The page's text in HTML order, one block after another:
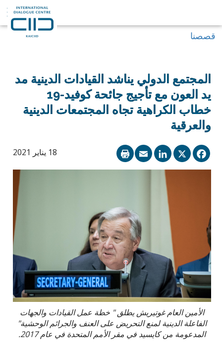
قصصنا
المجتمع الدولي يناشد القيادات الدينية مد
يد العون مع تأجيج جائحة كوفيد-19
خطاب الكراهية تجاه المجتمعات الدينية
والعرقية
18 يناير 2021 Facebook
X
LinkedIn
Email
الأمين العام غوتيريش يطلق " خطة عمل القيادات والجهات
الفاعلة الدينية لمنع التحريض على العنف والجرائم الوحشية"
المدعومة من كايسيد في مقر الأمم المتحدة في عام 2017.